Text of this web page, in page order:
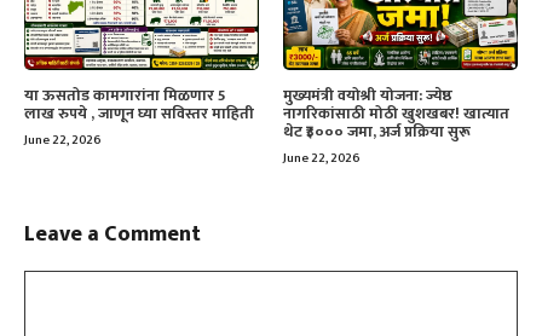
या ऊसतोड कामगारांना मिळणार 5
लाख रुपये , जाणून घ्या सविस्तर माहिती
June 22, 2026
मुख्यमंत्री वयोश्री योजना: ज्येष्ठ
नागरिकांसाठी मोठी खुशखबर! खात्यात
थेट ₹३००० जमा, अर्ज प्रक्रिया सुरू
June 22, 2026
Leave a Comment